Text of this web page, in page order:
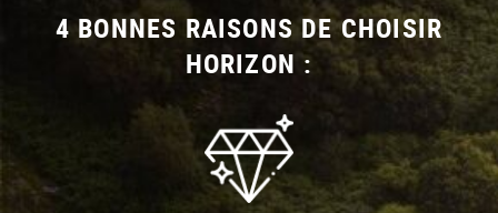
4 BONNES RAISONS DE CHOISIR
HORIZON :